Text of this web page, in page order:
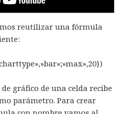
reutilizar una fórmula
gráfico de una celda recibe
parámetro. Para crear